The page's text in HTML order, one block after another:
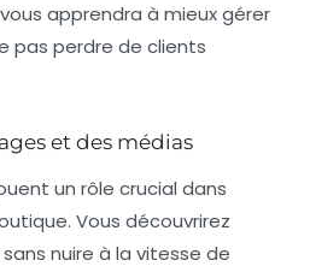
apprendra à mieux gérer
pas perdre de clients
et des médias
un rôle crucial dans
Vous découvrirez
nuire à la vitesse de